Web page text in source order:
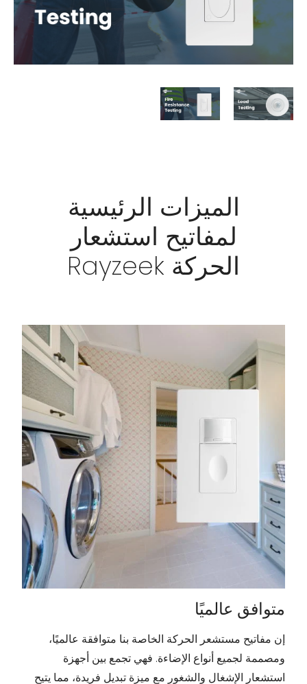
الميزات الرئيسية
لمفاتيح استشعار
الحركة Rayzeek
متوافق عالميًا
إن مفاتيح مستشعر الحركة الخاصة بنا متوافقة عالميًا،
ومصممة لجميع أنواع الإضاءة. فهي تجمع بين أجهزة
استشعار الإشغال والشغور مع ميزة تبديل فريدة، مما يتيح